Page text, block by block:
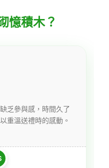
憶積木？
乏參與感，時間久了
重溫送禮時的感動。